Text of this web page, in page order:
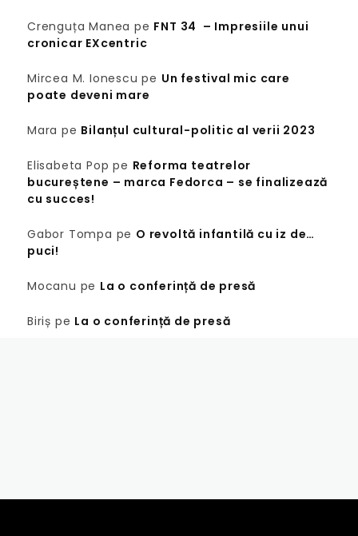
Crenguța Manea pe FNT 34 – Impresiile unui
cronicar EXcentric
Mircea M. Ionescu pe Un festival mic care
poate deveni mare
Mara pe Bilanțul cultural-politic al verii 2023
Elisabeta Pop pe Reforma teatrelor
bucureștene – marca Fedorca – se finalizează
cu succes!
Gabor Tompa pe O revoltă infantilă cu iz de…
puci!
Mocanu pe La o conferință de presă
Biriș pe La o conferință de presă